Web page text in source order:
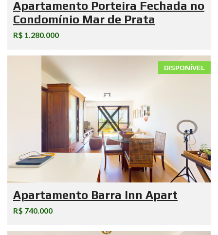
Apartamento Porteira Fechada no
Condomínio Mar de Prata
R$ 1.280.000
DISPONÍVEL
Apartamento Barra Inn Apart
R$ 740.000